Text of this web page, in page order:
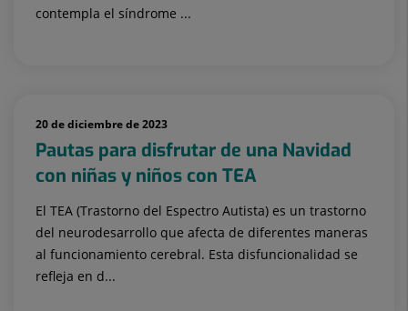
contempla el síndrome ...
20 de diciembre de 2023
Pautas para disfrutar de una Navidad
con niñas y niños con TEA
El TEA (Trastorno del Espectro Autista) es un trastorno
del neurodesarrollo que afecta de diferentes maneras
al funcionamiento cerebral. Esta disfuncionalidad se
refleja en d...